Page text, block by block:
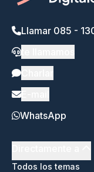
Llamar 085 -
WhatsApp
Todos los temas